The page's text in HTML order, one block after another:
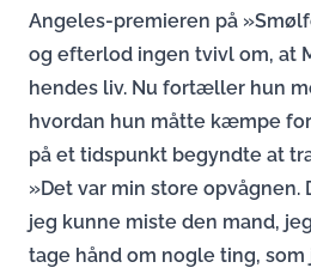
Angeles-premieren på
og efterlod ingen tvivl om, at
hendes liv. Nu fortæller hun
hvordan hun måtte kæmpe
på et tidspunkt begyndte at
»Det var min store opvågnen.
jeg kunne miste den mand,
tage hånd om nogle ting,